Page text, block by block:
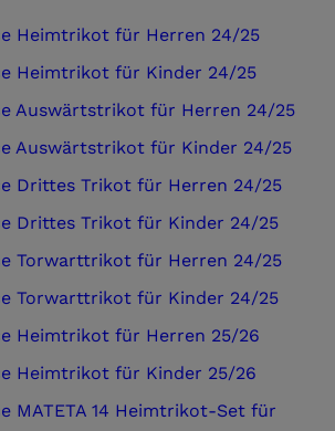
Heimtrikot für Herren 24/25
Heimtrikot für Kinder 24/25
Auswärtstrikot für Herren 24/25
Auswärtstrikot für Kinder 24/25
Drittes Trikot für Herren 24/25
Drittes Trikot für Kinder 24/25
Torwarttrikot für Herren 24/25
Torwarttrikot für Kinder 24/25
Heimtrikot für Herren 25/26
Heimtrikot für Kinder 25/26
MATETA 14 Heimtrikot-Set für